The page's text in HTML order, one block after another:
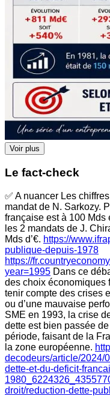
Voir plus
Le fact-check
✅ A nuancer Les
mandat de N. Sarkozy.
française est à 100 Mds
les 2 mandats de J.
Mds d’€. https://
publique-depuis-1978
https://
year=1995 Dans ce
des choix économiques
tenir compte des crises
ou d’une mauvaise
SME en 1993, la crise
dette est bien passée
période, faisant de la
la zone européenne.
decodeurs/article/2024/
dette-et-du-deficit-
droit/reduction-dette-